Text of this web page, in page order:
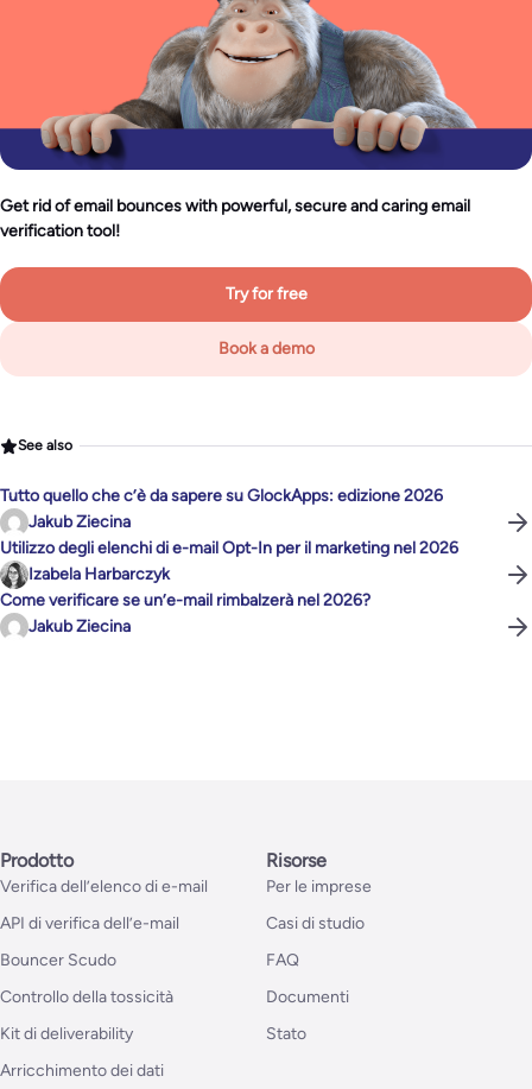
Get rid of email bounces with powerful, secure and caring email
verification tool!
Try for free
Book a demo
See also
Tutto quello che c’è da sapere su GlockApps: edizione 2026
Jakub Ziecina
Utilizzo degli elenchi di e-mail Opt-In per il marketing nel 2026
Izabela Harbarczyk
Come verificare se un’e-mail rimbalzerà nel 2026?
Jakub Ziecina
Prodotto
Verifica dell’elenco di e-mail
API di verifica dell’e-mail
Bouncer Scudo
Controllo della tossicità
Kit di deliverability
Arricchimento dei dati
Risorse
Per le imprese
Casi di studio
FAQ
Documenti
Stato